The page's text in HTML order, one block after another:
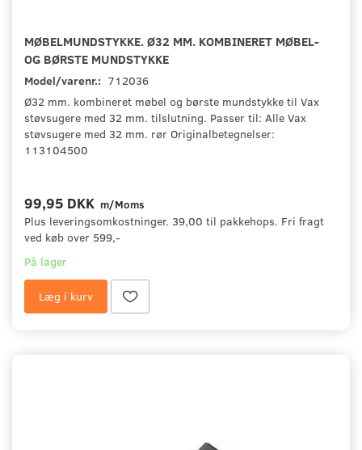
MØBELMUNDSTYKKE. Ø32 MM. KOMBINERET MØBEL-
OG BØRSTE MUNDSTYKKE
Model/varenr.: 712036
Ø32 mm. kombineret møbel og børste mundstykke til Vax
støvsugere med 32 mm. tilslutning. Passer til: Alle Vax
støvsugere med 32 mm. rør Originalbetegnelser:
113104500
99,95 DKK m/Moms
Plus leveringsomkostninger. 39,00 til pakkehops. Fri fragt
ved køb over 599,-
På lager
Læg i kurv